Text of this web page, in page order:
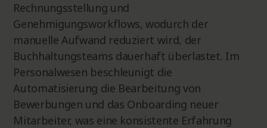
Rechnungsstellung und
Genehmigungsworkflows, wodurch der
manuelle Aufwand reduziert wird, der
Buchhaltungsteams dauerhaft überlastet. Im
Personalwesen beschleunigt die
Automatisierung die Bearbeitung von
Bewerbungen und das Onboarding neuer
Mitarbeiter, was eine konsistente Erfahrung